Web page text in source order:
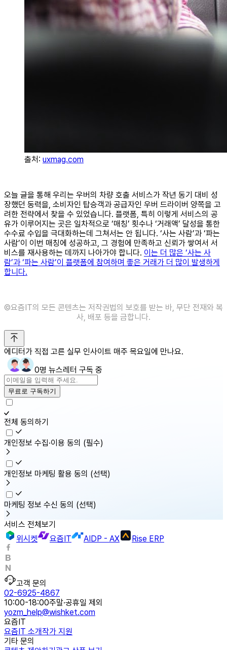
출처: uxmag.com
오늘 글을 통해 우리는 우버의 차량 호출 서비스가 작년 동기 대비 성
장했던 동력을, 소비자인 탑승객과 공급자인 우버 드라이버 양쪽을 고
려한 전략에서 찾을 수 있었습니다. 플랫폼, 특히 이렇게 서비스의 공
유가 이루어지는 곳은 일차적으로 ‘매칭’ 횟수나 ‘거래액’ 달성을 통한
수수료 수입을 극대화하는데 그쳐서는 안 됩니다. ‘사는 사람’과 ‘파는
사람’이 이번 매칭에 성공하고, 그 경험에 만족하고 신뢰가 쌓여서 서
비스를 재사용하는 데까지 나아가야 합니다. 이는 더 많은 ‘사는 사
람’과 ‘파는 사람’이 플랫폼에 참여하며 좋은 거래가 더 많이 발생하게
합니다.
©️요즘IT의 모든 콘텐츠는 저작권법의 보호를 받는 바, 무단 전재와 복
사, 배포 등을 금합니다.
에디터가 직접 고른 실무 인사이트 매주 목요일에 만나요.
0명 뉴스레터 구독 중
무료로 구독하기
전체 동의하기
개인정보 수집·이용 동의 (필수)
개인정보 마케팅 활용 동의 (선택)
마케팅 정보 수신 동의 (선택)
서비스 전체보기
위시켓
요즘IT AIDP - AX Rise ERP
고객 문의
02-6925-4867
10:00-18:00주말·공휴일 제외
yozm_help@wishket.com
요즘IT
요즘IT 소개작가 지원
기타 문의